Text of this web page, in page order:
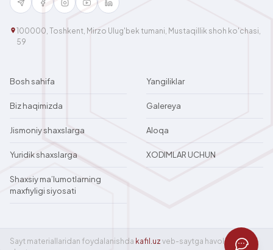
100000, Toshkent, Mirzo Ulug'bek tumani, Mustaqillik shoh ko'chasi,
59
Bosh sahifa Yangiliklar
Biz haqimizda Galereya
Jismoniy shaxslarga Aloqa
Yuridik shaxslarga XODIMLAR UCHUN
Shaxsiy ma’lumotlarning
maxfiyligi siyosati
Sayt materiallaridan foydalanishda kafil.uz veb-saytga havola bo‘lishi